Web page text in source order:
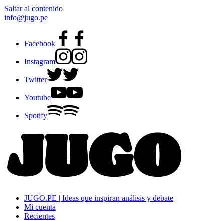
Saltar al contenido
info@jugo.pe
Facebook
Instagram
Twitter
Youtube
Spotify
JUGO.PE | Ideas que inspiran análisis y debate
Mi cuenta
Recientes